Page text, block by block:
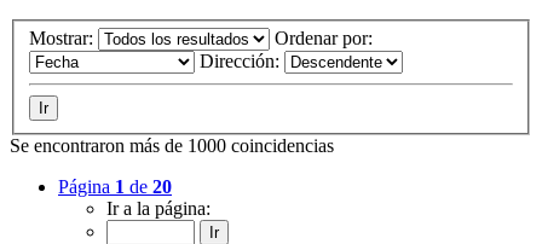
Mostrar:
Ordenar por:
Dirección:
Se encontraron más de 1000 coincidencias
Página 1 de 20
Ir a la página: